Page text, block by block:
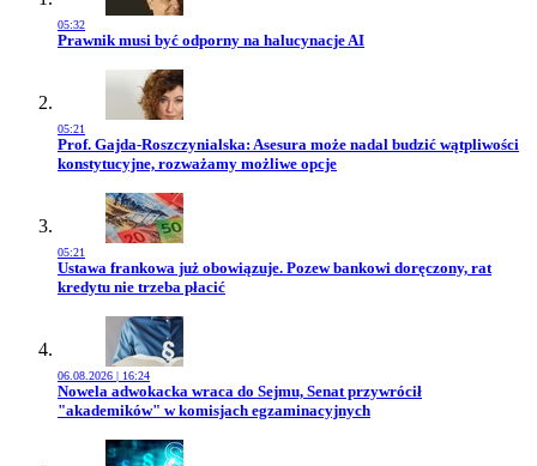
05:32
Przejdź do artykułu:
Prawnik musi być odporny na halucynacje AI
05:21
Przejdź do artykułu:
Prof. Gajda-Roszczynialska: Asesura może nadal budzić wątpliwości
konstytucyjne, rozważamy możliwe opcje
05:21
Przejdź do artykułu:
Ustawa frankowa już obowiązuje. Pozew bankowi doręczony, rat
kredytu nie trzeba płacić
06.08.2026 | 16:24
Przejdź do artykułu:
Nowela adwokacka wraca do Sejmu, Senat przywrócił
"akademików" w komisjach egzaminacyjnych